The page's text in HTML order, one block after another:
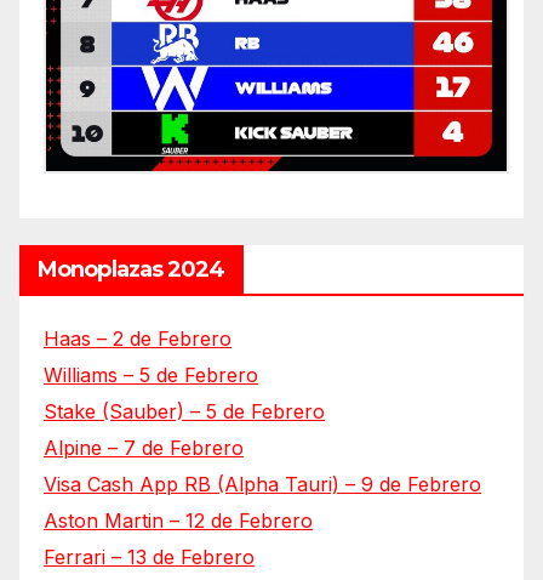
Monoplazas 2024
Haas – 2 de Febrero
Williams – 5 de Febrero
Stake (Sauber) – 5 de Febrero
Alpine – 7 de Febrero
Visa Cash App RB (Alpha Tauri) – 9 de Febrero
Aston Martin – 12 de Febrero
Ferrari – 13 de Febrero